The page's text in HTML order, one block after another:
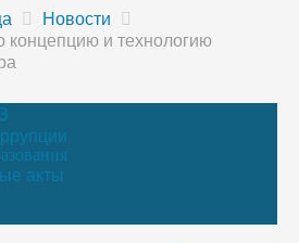
Новости
концепцию и технологию
акты